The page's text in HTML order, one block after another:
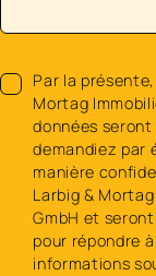
Par la
Mortag
données seront
demandiez par
manière
Larbig &
GmbH et
pour répondre
informations